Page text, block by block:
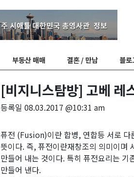
부동산 매매 결혼 / 만남 블로
[비지니스탐방] 고베 레
등록일08.03.2017 @10:31 am
퓨전 (Fusion)이란 합병, 연합등 서로 다
뜻이다. 즉, 퓨전이란재창조의 의미이며
만들어 내는 것이다. 특히 퓨전요리는
만들어 낸다.